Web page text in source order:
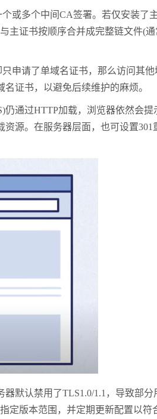
多个中间CA签署。若仅安装了
证书按顺序合并成完整链文件(通
请了单域名证书，那么访问其他
证书，以避免后续维护的麻烦。
通过HTTP加载，浏览器依然会提
源。在服务器层面，也可设置
认禁用了TLS1.0/1.1，导致部分
定版本范围，并定期更新配置以符